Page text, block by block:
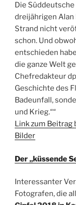
Die
dreijährigen Alan
Strand nicht
schon. Und
entschieden
die ganze Welt
Chefredakteur
Geschichte des
Badeunfall,
und Krieg.““
Link zum Beitrag
Bilder
Der „küssende
Interessanter
Fotografen, die